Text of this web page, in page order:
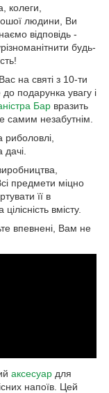
колеги,
людини, Ви
відповідь -
будь-
на святі з 10-ти
подарунка увагу і
Бар вразить
самим незабутнім.
предмети міцно
її в
вмісту.
впевнені, Вам не
аксесуар для
напоїв. Цей